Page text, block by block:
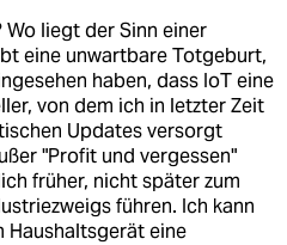
liegt der Sinn einer
eine unwartbare Totgeburt,
haben, dass IoT eine
von dem ich in letzter Zeit
Updates versorgt
"Profit und vergessen"
früher, nicht später zum
führen. Ich kann
Haushaltsgerät eine